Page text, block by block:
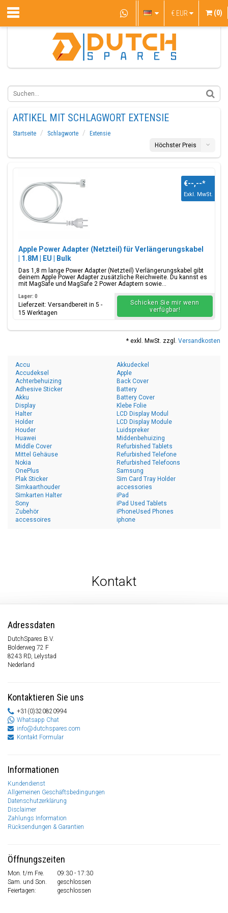
€ EUR (0)
ARTIKEL MIT SCHLAGWORT EXTENSIE
Startseite Schlagworte
Extensie
Höchster Preis
Apple Power Adapter (Netzteil) für Verlängerungskabel
| 1.8M | EU | Bulk
Das 1,8 m lange Power Adapter (Netzteil) Verlängerungskabel gibt
deinem Apple Power Adapter zusätzliche Reichweite. Du kannst es
mit MagSafe und MagSafe 2 Power Adaptern sowie...
€--,--*
Exkl. MwSt.
Lager: 0
Lieferzeit: Versandbereit in 5 -
15 Werktagen
Schicken Sie mir wenn
verfügbar!
* exkl. MwSt. zzgl. Versandkosten
Accu
Accudeksel
Achterbehuizing
Adhesive Sticker
Akku
Akkudeckel
Apple
Back Cover
Battery
Battery Cover
Display
Halter
Holder
Houder
Huawei
Klebe Folie
LCD Display Modul
LCD Display Module
Luidspreker
Middenbehuizing
Middle Cover
Mittel Gehäuse
Nokia
OnePlus
Plak Sticker
Refurbished Tablets
Refurbished Telefone
Refurbished Telefoons
Samsung
Sim Card Tray Holder
Simkaarthouder
Simkarten Halter
Sony
Zubehör
accessoires
accessories
iPad
iPad Used Tablets
iPhoneUsed Phones
iphone
Kontakt
Adressdaten
DutchSpares B.V.
Bolderweg 72 F
8243 RD, Lelystad
Nederland
Kontaktieren Sie uns
+31(0)320820994
Whatsapp Chat
info@dutchspares.com
Kontakt Formular
Informationen
Kundendienst
Allgemeinen Geschäftsbedingungen
Datenschutzerklärung
Disclaimer
Zahlungs Information
Rücksendungen & Garantien
Öffnungszeiten
Mon. t/m Fre.
09:30 - 17:30
Sam. und Son.
geschlossen
Feiertagen:
geschlossen